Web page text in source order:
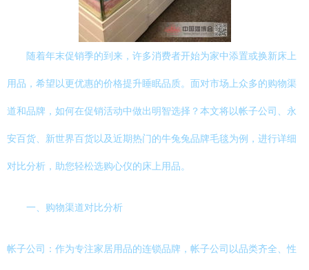
随着年末促销季的到来，许多消费者开始为家中添置或换新床上
用品，希望以更优惠的价格提升睡眠品质。面对市场上众多的购物渠
道和品牌，如何在促销活动中做出明智选择？本文将以帐子公司、永
安百货、新世界百货以及近期热门的牛兔兔品牌毛毯为例，进行详细
对比分析，助您轻松选购心仪的床上用品。
一、购物渠道对比分析
帐子公司：作为专注家居用品的连锁品牌，帐子公司以品类齐全、性